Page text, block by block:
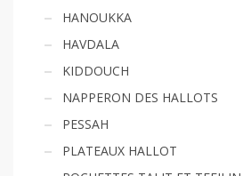
HANOUKKA
HAVDALA
KIDDOUCH
NAPPERON DES HALLOTS
PESSAH
PLATEAUX HALLOT